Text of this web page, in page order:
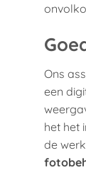
Ons
een
het het
de